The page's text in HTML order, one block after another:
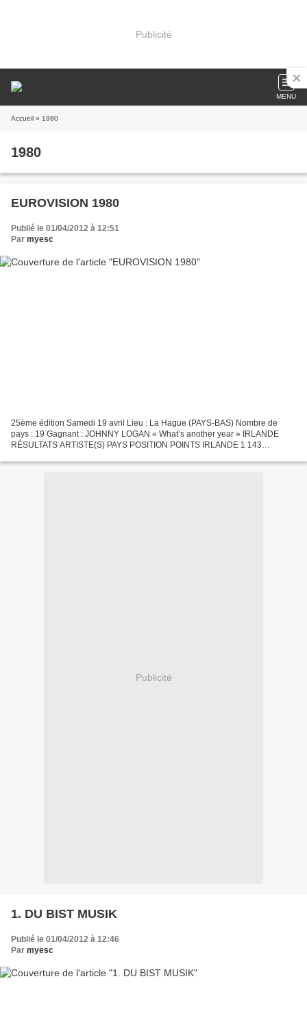
Publicité
MENU
Accueil » 1980
1980
EUROVISION 1980
Publié le 01/04/2012 à 12:51
Par myesc
25ème édition Samedi 19 avril Lieu : La Hague (PAYS-BAS) Nombre de
pays : 19 Gagnant : JOHNNY LOGAN « What’s another year » IRLANDE
RÉSULTATS ARTISTE(S) PAYS POSITION POINTS IRLANDE 1 143
ITALIE...
Publicité
1. DU BIST MUSIK
Publié le 01/04/2012 à 12:46
Par myesc